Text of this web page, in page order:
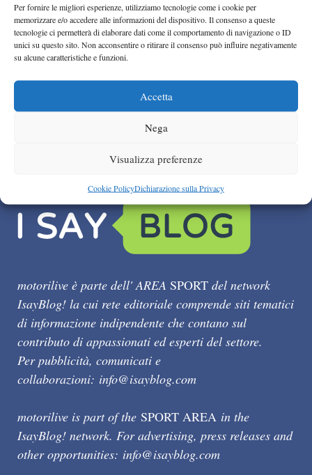
Per fornire le migliori esperienze, utilizziamo tecnologie come i cookie per
memorizzare e/o accedere alle informazioni del dispositivo. Il consenso a queste
tecnologie ci permetterà di elaborare dati come il comportamento di navigazione o ID
unici su questo sito. Non acconsentire o ritirare il consenso può influire negativamente
su alcune caratteristiche e funzioni.
Accetta
Nega
Visualizza preferenze
Cookie PolicyDichiarazione sulla Privacy
termine
Ufficiale l’arrivo degli stop lampeggianti
obbligatori in Italia
Le caratteristiche del motore Turbo 100 di
motorilive è parte dell' AREA SPORT del network
IsayBlog! la cui rete editoriale comprende siti tematici
di informazione indipendente che contano sul
contributo di appassionati ed esperti del settore.
Per pubblicità, comunicati e
collaborazioni: info@isayblog.com
motorilive is part of the SPORT AREA in the
IsayBlog! network. For advertising, press releases and
other opportunities: info@isayblog.com